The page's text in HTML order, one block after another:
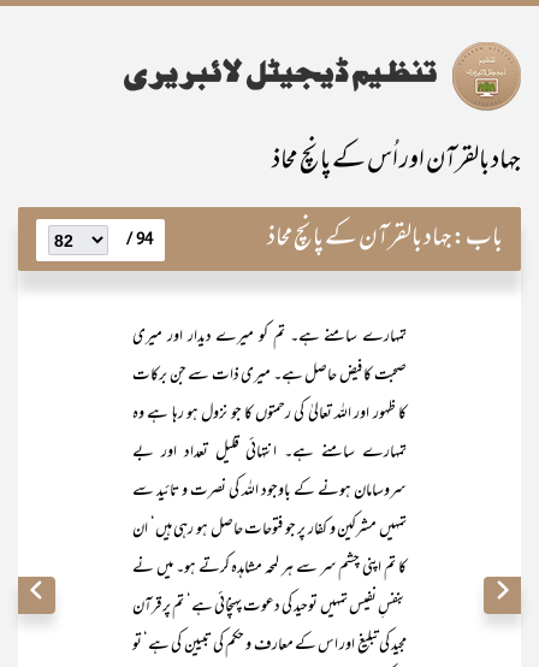
جہاد بالقرآن اور اُس کے پانچ محاذ
باب:جہاد بالقرآن کے پانچ محاذ 94 /
تمہارے سامنے ہے۔ تم کو میرے دیدار اور میری
صحبت کا فیض حاصل ہے۔ میری ذات سے جن برکات
کا ظہور اور اللہ تعالیٰ کی رحمتوں کا جو نزول ہو رہا ہے وہ
تمہارے سامنے ہے۔ انتہائی قلیل تعداد اور بے
سروسامان ہونے کے باوجود اللہ کی نصرت و تائید سے
تمہیں مشرکین و کفار پر جو فتوحات حاصل ہو رہی ہیں‘ ان
کا تم اپنی چشم سر سے ہر لمحہ مشاہدہ کرتے ہو۔ میں نے
بنفسِ نفیس تمہیں توحید کی دعوت پہنچائی ہے‘ تم پر قرآن
مجید کی تبلیغ اور اس کے معارف و حکم کی تبیین کی ہے‘ تو